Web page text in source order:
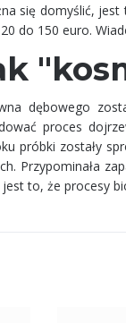
się domyślić,
do 150 euro.
dębowego
proces
próbki zostały
Przypominała
to, że procesy